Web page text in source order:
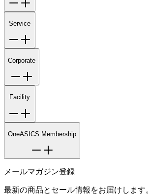
Service
Corporate
Facility
OneASICS Membership
メールマガジン登録
最新の商品とセール情報をお届けします。